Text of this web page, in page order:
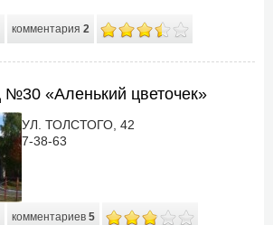
комментария 2
«Аленький цветочек»
УЛ. ТОЛСТОГО, 42
7-38-63
комментариев 5